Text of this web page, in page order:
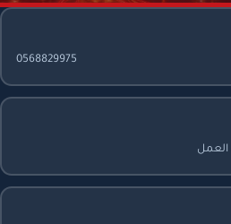
0568829975